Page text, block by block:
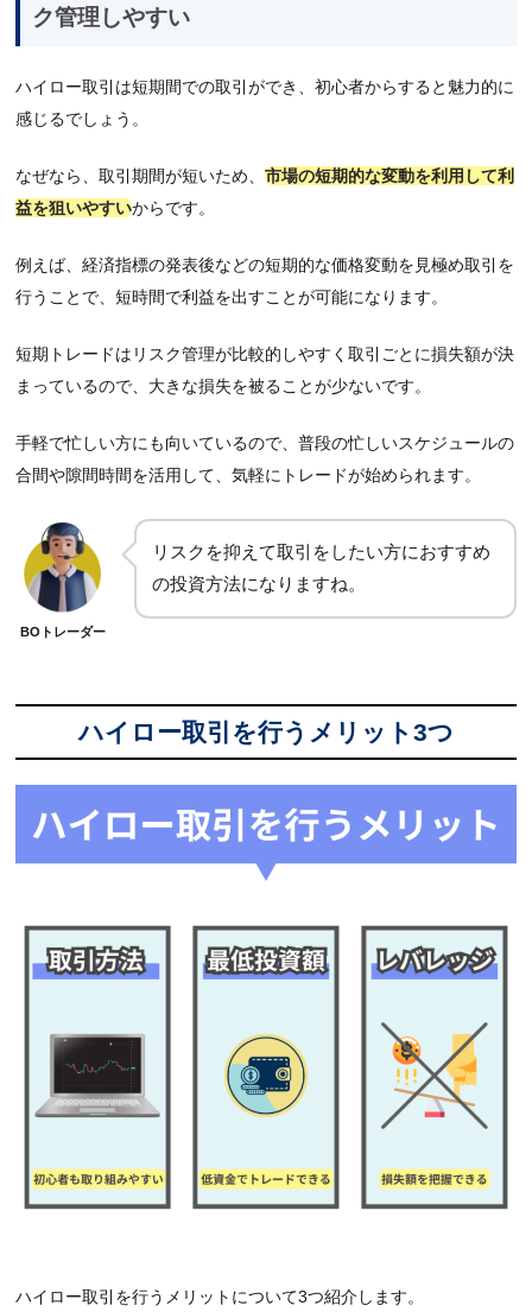
ク管理しやすい
ハイロー取引は短期間での取引ができ、初心者からすると魅力的に
感じるでしょう。
なぜなら、取引期間が短いため、 市場の短期的な変動を利用して利
益を狙いやすいからです。
例えば、経済指標の発表後などの短期的な価格変動を見極め取引を
行うことで、短時間で利益を出すことが可能になります。
短期トレードはリスク管理が比較的しやすく取引ごとに損失額が決
まっているので、大きな損失を被ることが少ないです。
手軽で忙しい方にも向いているので、普段の忙しいスケジュールの
合間や隙間時間を活用して、気軽にトレードが始められます。
BOトレーダー
リスクを抑えて取引をしたい方におすすめ
の投資方法になりますね。
ハイロー取引を行うメリット3つ
ハイロー取引を行うメリットについて3つ紹介します。